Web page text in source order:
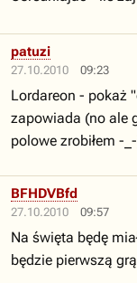
27.10.2010 09:23
patuzi
Lordareon - pokaż
zapowiada (no ale
polowe zrobiłem -
27.10.2010 09:57
BFHDVBfd
Na święta będę
będzie pierwszą